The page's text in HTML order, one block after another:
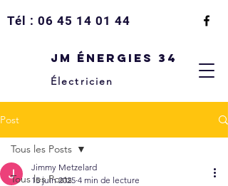
Tél :06 45 14 01 44
Électricien
JM Énergies 34
Post
Tous les Posts
Tous les Posts
Jimmy Metzelard
15 juin 2025 4 min de lecture